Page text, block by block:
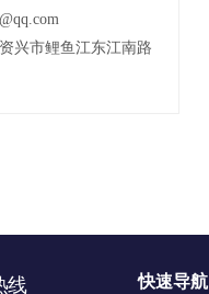
兴市鲤鱼江东江南路
线 快速导航